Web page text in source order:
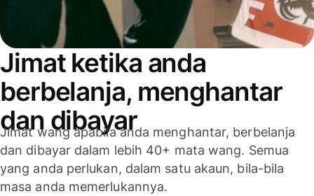
Jimat ketika anda
berbelanja, menghantar
dan dibayar
Jimat wang apabila anda menghantar, berbelanja
dan dibayar dalam lebih 40+ mata wang. Semua
yang anda perlukan, dalam satu akaun, bila-bila
masa anda memerlukannya.